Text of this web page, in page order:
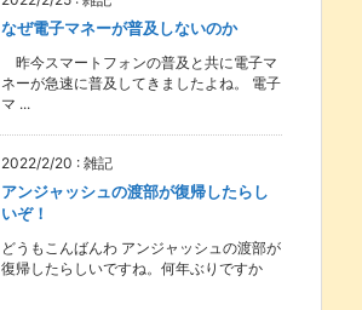
なぜ電子マネーが普及しないのか
昨今スマートフォンの普及と共に電子マ
ネーが急速に普及してきましたよね。 電子
マ ...
2022/2/20 : 雑記
アンジャッシュの渡部が復帰したらし
いぞ！
どうもこんばんわ アンジャッシュの渡部が
復帰したらしいですね。何年ぶりですか